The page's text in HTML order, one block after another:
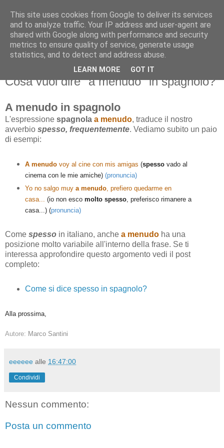
mercoledì 8 maggio 2013
Cosa vuol dire "a menudo" in spagnolo?
A menudo in spagnolo
L'espressione spagnola a menudo, traduce il nostro
avverbio spesso, frequentemente. Vediamo subito un paio
di esempi:
A menudovoy al cine con mis amigas (spesso vado al
cinema con le mie amiche) (pronuncia)
Yo no salgo muy a menudo, prefiero quedarme en
casa...
(io non escomolto spesso, preferisco rimanere a
casa...) (pronuncia)
Come spesso in italiano, anche a menudo ha una
posizione molto variabile all'interno della frase. Se ti
interessa approfondire questo argomento vedi il post
completo:
Come si dice spesso in spagnolo?
Alla prossima,
Autore: Marco Santini
eeeeee alle 16:47:00
Condividi
Nessun commento:
Posta un commento
This site uses cookies from Google to deliver its services
and to analyze traffic. Your IP address and user-agent are
shared with Google along with performance and security
metrics to ensure quality of service, generate usage
statistics, and to detect and address abuse.
LEARN MORE GOT IT